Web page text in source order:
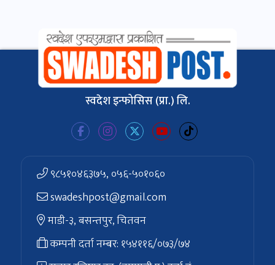
स्वदेश इन्फोसिस (प्रा.) लि.
९८५१०४६३७५, ०५६-५०१०६०
swadeshpost@gmail.com
माडी-३, बसन्तपुर, चितवन
कम्पनी दर्ता नम्बर: १५४११६/०७३/७४